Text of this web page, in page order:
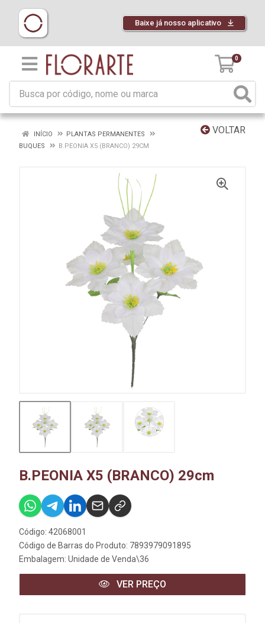
Baixe já nosso aplicativo
0
VOLTAR
INÍCIO
PLANTAS PERMANENTES
BUQUES
B.PEONIA X5 (BRANCO) 29CM
B.PEONIA X5 (BRANCO) 29cm
Código: 42068001
Código de Barras do Produto: 7893979091895
Embalagem: Unidade de Venda\36
VER PREÇO